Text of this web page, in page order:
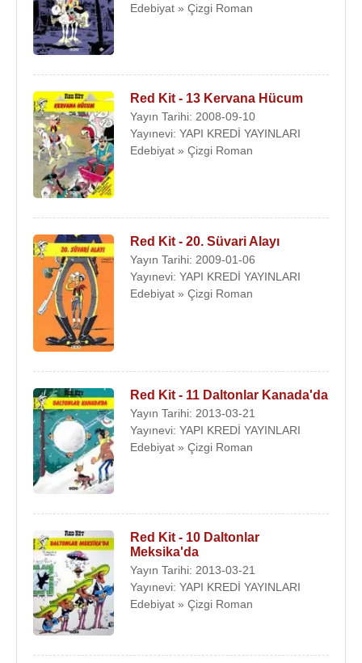
Edebiyat » Çizgi Roman
Red Kit - 13 Kervana Hücum
Yayın Tarihi: 2008-09-10
Yayınevi: YAPI KREDİ YAYINLARI
Edebiyat » Çizgi Roman
Red Kit - 20. Süvari Alayı
Yayın Tarihi: 2009-01-06
Yayınevi: YAPI KREDİ YAYINLARI
Edebiyat » Çizgi Roman
Red Kit - 11 Daltonlar Kanada'da
Yayın Tarihi: 2013-03-21
Yayınevi: YAPI KREDİ YAYINLARI
Edebiyat » Çizgi Roman
Red Kit - 10 Daltonlar
Meksika'da
Yayın Tarihi: 2013-03-21
Yayınevi: YAPI KREDİ YAYINLARI
Edebiyat » Çizgi Roman